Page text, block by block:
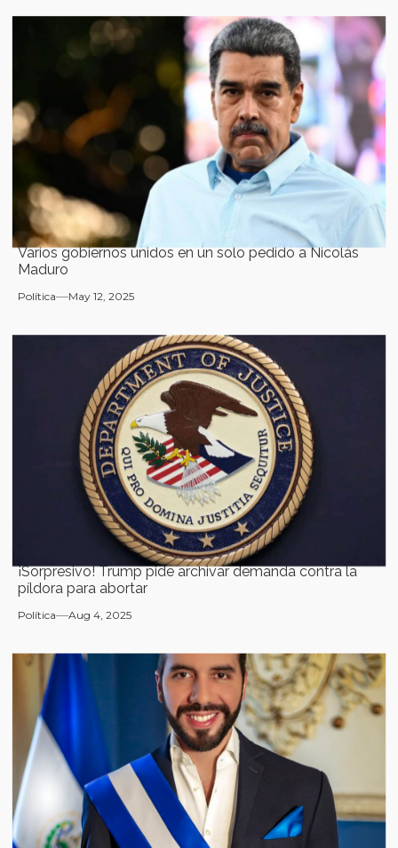
Varios gobiernos unidos en un solo pedido a Nicolás
Maduro
Política May 12, 2025
¡Sorpresivo! Trump pide archivar demanda contra la
píldora para abortar
Política Aug 4, 2025